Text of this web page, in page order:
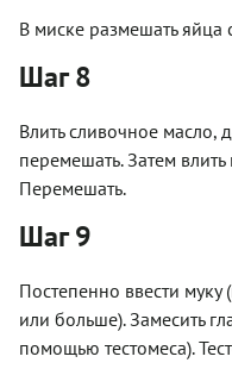
В миске размешать яйца
Шаг 8
Влить сливочное масло,
перемешать. Затем
Перемешать.
Шаг 9
Постепенно ввести
или больше). Замесить
помощью тестомеса).